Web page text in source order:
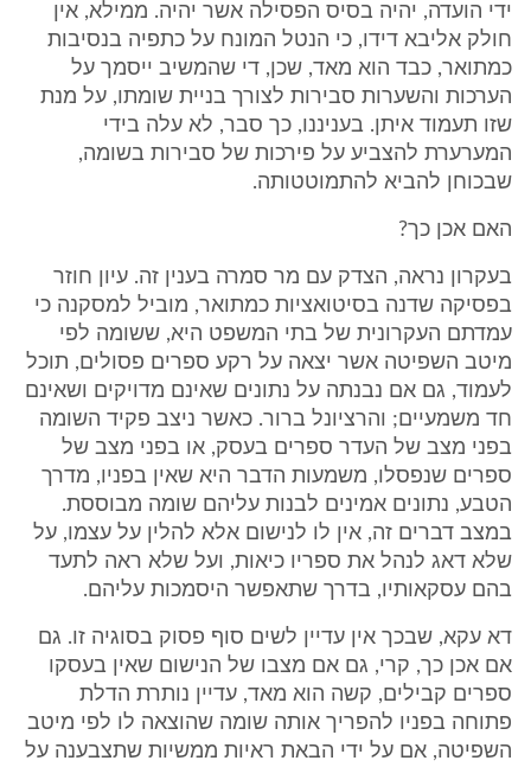
ידי הועדה, יהיה בסיס הפסילה אשר יהיה. ממילא, אין
חולק אליבא דידו, כי הנטל המונח על כתפיה בנסיבות
כמתואר, כבד הוא מאד, שכן, די שהמשיב ייסמך על
הערכות והשערות סבירות לצורך בניית שומתו, על מנת
שזו תעמוד איתן. בעניננו, כך סבר, לא עלה בידי
המערערת להצביע על פירכות של סבירות בשומה,
שבכוחן להביא להתמוטטותה.
האם אכן כך?
בעקרון נראה, הצדק עם מר סמרה בענין זה. עיון חוזר
בפסיקה שדנה בסיטואציות כמתואר, מוביל למסקנה כי
עמדתם העקרונית של בתי המשפט היא, ששומה לפי
מיטב השפיטה אשר יצאה על רקע ספרים פסולים, תוכל
לעמוד, גם אם נבנתה על נתונים שאינם מדויקים ושאינם
חד משמעיים; והרציונל ברור. כאשר ניצב פקיד השומה
בפני מצב של העדר ספרים בעסק, או בפני מצב של
ספרים שנפסלו, משמעות הדבר היא שאין בפניו, מדרך
הטבע, נתונים אמינים לבנות עליהם שומה מבוססת.
במצב דברים זה, אין לו לנישום אלא להלין על עצמו, על
שלא דאג לנהל את ספריו כיאות, ועל שלא ראה לתעד
בהם עסקאותיו, בדרך שתאפשר היסמכות עליהם.
דא עקא, שבכך אין עדיין לשים סוף פסוק בסוגיה זו. גם
אם אכן כך, קרי, גם אם מצבו של הנישום שאין בעסקו
ספרים קבילים, קשה הוא מאד, עדיין נותרת הדלת
פתוחה בפניו להפריך אותה שומה שהוצאה לו לפי מיטב
השפיטה, אם על ידי הבאת ראיות ממשיות שתצבענה על